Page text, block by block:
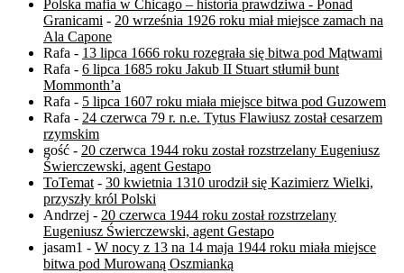
Polska mafia w Chicago – historia prawdziwa - Ponad
Granicami - 20 września 1926 roku miał miejsce zamach na
Ala Capone
Rafa - 13 lipca 1666 roku rozegrała się bitwa pod Mątwami
Rafa - 6 lipca 1685 roku Jakub II Stuart stłumił bunt
Mommonth’a
Rafa - 5 lipca 1607 roku miała miejsce bitwa pod Guzowem
Rafa - 24 czerwca 79 r. n.e. Tytus Flawiusz został cesarzem
rzymskim
gość - 20 czerwca 1944 roku został rozstrzelany Eugeniusz
Świerczewski, agent Gestapo
ToTemat- 30 kwietnia 1310 urodził się Kazimierz Wielki,
przyszły król Polski
Andrzej - 20 czerwca 1944 roku został rozstrzelany
Eugeniusz Świerczewski, agent Gestapo
jasam1 - W nocy z 13 na 14 maja 1944 roku miała miejsce
bitwa pod Murowaną Oszmianką